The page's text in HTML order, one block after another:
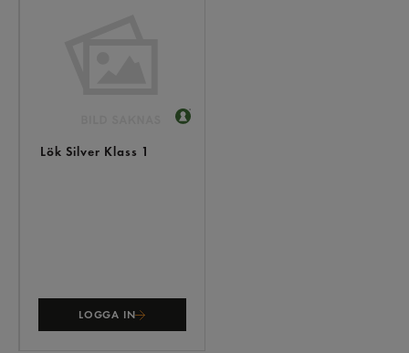
Lök Silver Klass 1
LOGGA IN